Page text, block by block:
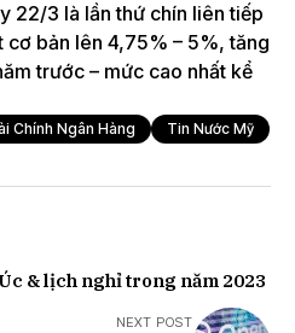
22/3 là lần thứ chín liên tiếp
cơ bản lên 4,75% – 5%, tăng
trước – mức cao nhất kể
Chính Ngân Hàng Tin Nước Mỹ
& lịch nghỉ trong năm 2023
NEXT POST